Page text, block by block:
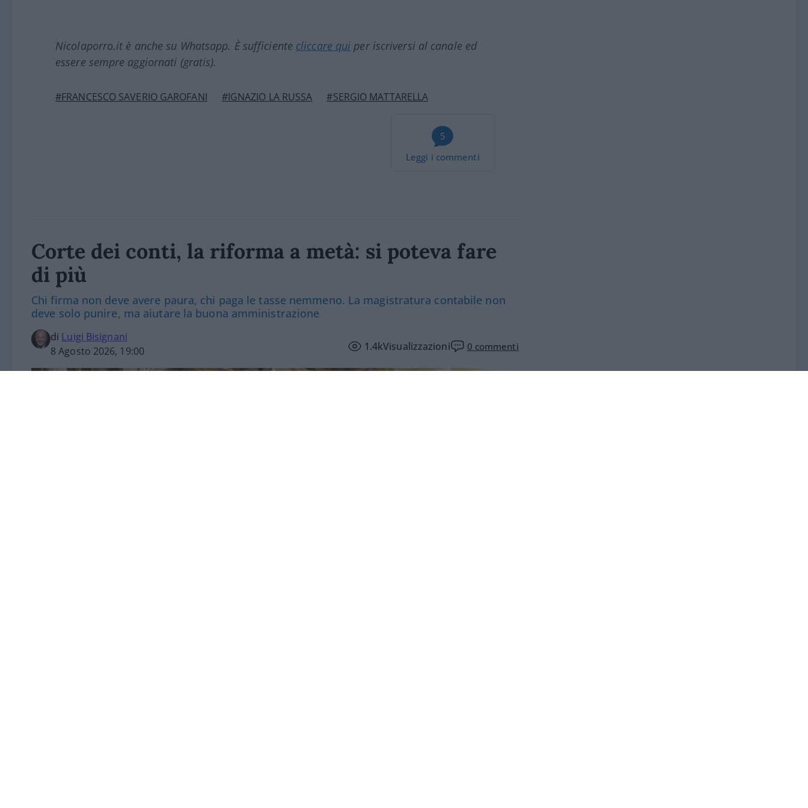
Nicolaporro.it è anche su Whatsapp. È sufficiente cliccare qui per iscriversi al canale ed
essere sempre aggiornati (gratis).
#FRANCESCO SAVERIO GAROFANI #IGNAZIO LA RUSSA #SERGIO MATTARELLA
5
Leggi i commenti
Corte dei conti, la riforma a metà: si poteva fare
di più
Chi firma non deve avere paura, chi paga le tasse nemmeno. La magistratura contabile non
deve solo punire, ma aiutare la buona amministrazione
di Luigi Bisignani
8 Agosto 2026, 19:00
1.4kVisualizzazioni 0 commenti